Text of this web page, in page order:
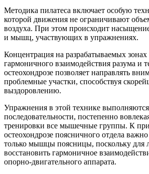
Методика пилатеса включает особую
которой движения не ограничивают
воздуха. При этом происходит
и мышц, участвующих в упражнениях.
Концентрация на разрабатываемых зонах
гармоничного взаимодействия разума и
остеохондрозе позволяет направлять
проблемные участки, способствуя
выздоровлению.
Упражнения в этой технике
последовательности, постепенно
тренировки все мышечные группы. К
остеохондрозе поясничного отдела
только мышцы поясницы, поскольку для
восстановить гармоничное
опорно-двигательного аппарата.